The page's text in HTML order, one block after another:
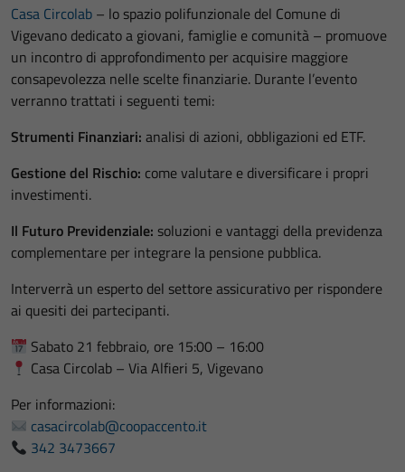
Casa Circolab – lo spazio polifunzionale del Comune di
Vigevano dedicato a giovani, famiglie e comunità – promuove
un incontro di approfondimento per acquisire maggiore
consapevolezza nelle scelte finanziarie. Durante l’evento
verranno trattati i seguenti temi:
Strumenti Finanziari: analisi di azioni, obbligazioni ed ETF.
Gestione del Rischio: come valutare e diversificare i propri
investimenti.
Il Futuro Previdenziale: soluzioni e vantaggi della previdenza
complementare per integrare la pensione pubblica.
Interverrà un esperto del settore assicurativo per rispondere
ai quesiti dei partecipanti.
Sabato 21 febbraio, ore 15:00 – 16:00
Casa Circolab – Via Alfieri 5, Vigevano
Per informazioni:
casacircolab@coopaccento.it
342 3473667